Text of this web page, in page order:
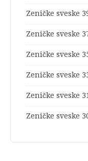
Zeničke sveske
Zeničke sveske
Zeničke sveske
Zeničke sveske
Zeničke sveske
Zeničke sveske